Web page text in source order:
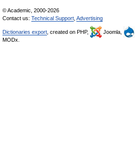
© Academic, 2000-2026
Contact us: Technical Support Advertising
Dictionaries export , created on PHP, Joomla,
MODx.